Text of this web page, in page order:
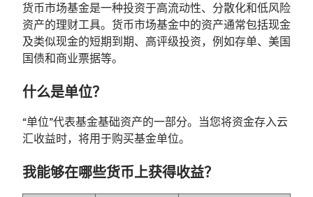
货币市场基金是一种投资于高流动性、分散化和低风险
资产的理财工具。货币市场基金中的资产通常包括现金
及类似现金的短期到期、高评级投资，例如存单、美国
国债和商业票据等。
什么是单位？
“单位”代表基金基础资产的一部分。当您将资金存入云
汇收益时，将用于购买基金单位。
我能够在哪些货币上获得收益？